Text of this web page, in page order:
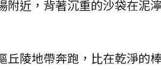
近，背著沉重的沙袋在泥
陵地帶奔跑，比在乾淨的